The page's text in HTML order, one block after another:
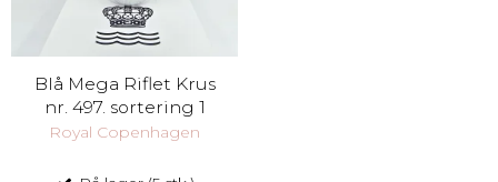
Blå Mega Riflet Krus
nr. 497. sortering 1
Royal Copenhagen